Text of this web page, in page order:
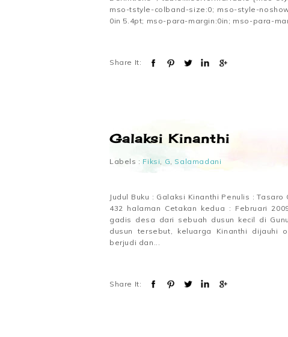
mso-tstyle-colband-size:0; mso-style-
0in 5.4pt; mso-para-margin:0in; mso-para-
Share It:
Galaksi Kinanthi
Labels : Fiksi G Salamadani
Judul Buku : Galaksi Kinanthi Penulis :
432 halaman Cetakan kedua : Februari
gadis desa dari sebuah dusun kecil di
dusun tersebut, keluarga Kinanthi dijauhi
berjudi dan...
Share It: